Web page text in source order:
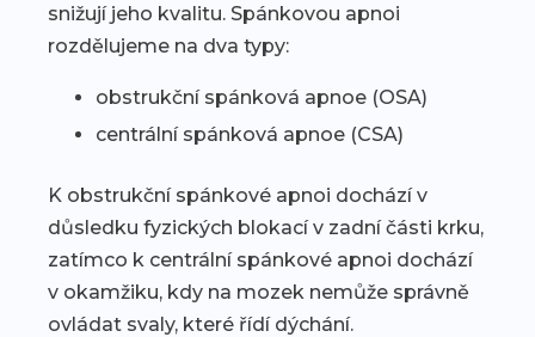
snižují jeho kvalitu. Spánkovou apnoi
rozdělujeme na dva typy:
obstrukční spánková apnoe (OSA)
centrální spánková apnoe (CSA)
K obstrukční spánkové apnoi dochází v
důsledku fyzických blokací v zadní části krku,
zatímco k centrální spánkové apnoi dochází
v okamžiku, kdy na mozek nemůže správně
ovládat svaly, které řídí dýchání.